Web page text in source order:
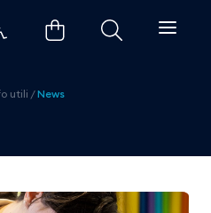
AIRC in
utili /News